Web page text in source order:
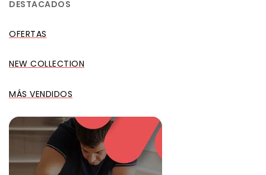
DESTACADOS
OFERTAS
NEW COLLECTION
MÁS VENDIDOS